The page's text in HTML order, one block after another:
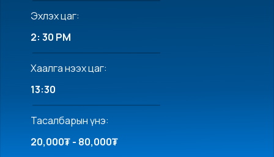
Эхлэх цаг:
2: 30 PM
Хаалга нээх цаг:
13:30
Тасалбарын үнэ:
20,000₮ - 80,000₮